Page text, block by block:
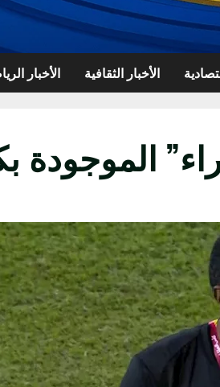
الأخبار الثقافية الأخبار
الموجودة